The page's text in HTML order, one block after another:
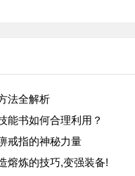
法全解析
能书如何合理利用？
戒指的神秘力量
熔炼的技巧,变强装备!